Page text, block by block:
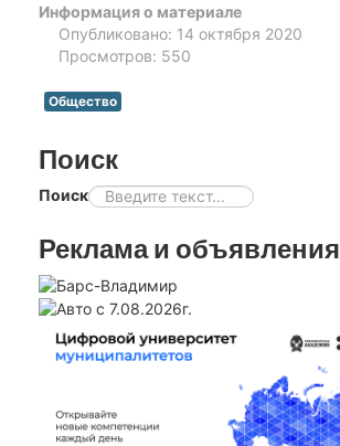
Информация о материале
Опубликовано: 14 октября 2020
Просмотров: 550
Общество
Поиск
Поиск
Реклама и объявления